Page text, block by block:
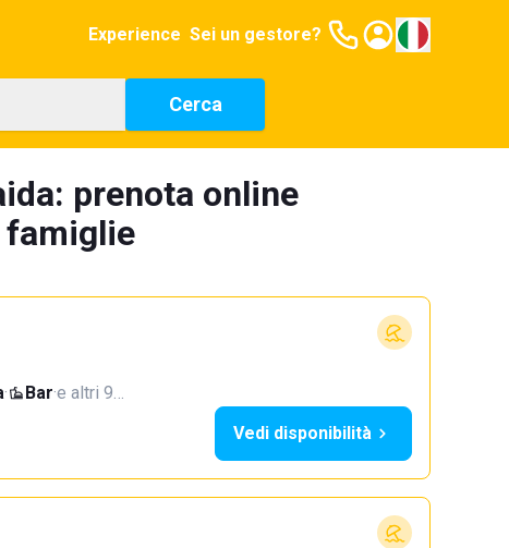
Experience Sei un gestore?
Cerca
prenota online
famiglie
· Bar·e altri 9…
Vedi disponibilità